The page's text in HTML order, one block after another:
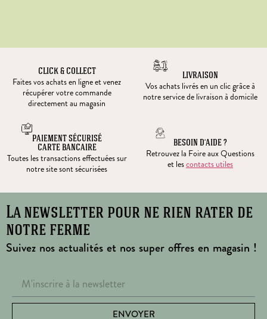
CLICK & COLLECT
Faites vos achats en ligne et venez
récupérer votre commande
directement au magasin
LIVRAISON
Vos achats livrés en un clic grâce à
notre service de livraison à domicile
PAIEMENT SÉCURISÉ
CARTE BANCAIRE
Toutes les transactions effectuées sur
notre site sont sécurisées
BESOIN D’AIDE ?
Retrouvez la Foire aux Questions
et lescontacts utiles
La newsletter pour ne rien rater de
notre ferme
Suivez nos actualités et nos super offres en magasin !
ENVOYER